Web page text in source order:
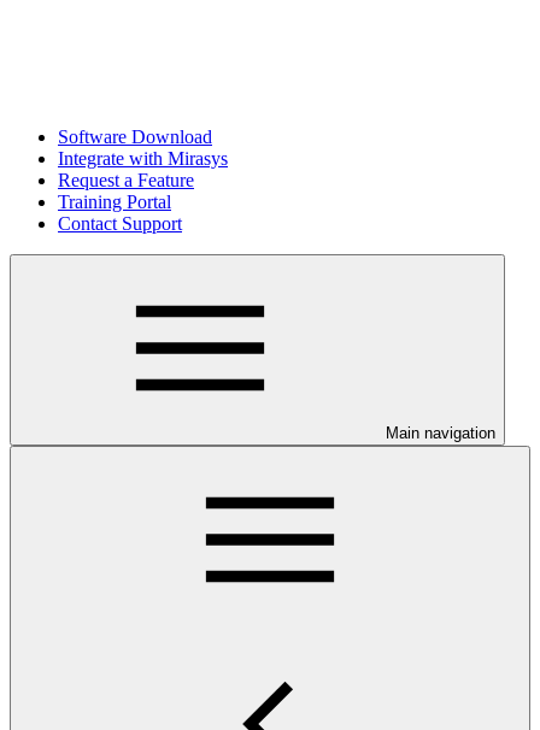
Software Download
Integrate with Mirasys
Request a Feature
Training Portal
Contact Support
Main navigation